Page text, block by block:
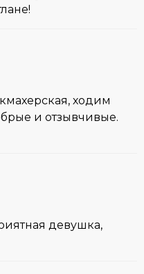
ходим
и отзывчивые.
девушка,